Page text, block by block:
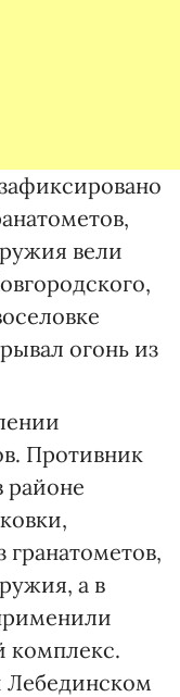
вели
огонь из
Противник
гранатометов,
а в
комплекс.
Лебединском